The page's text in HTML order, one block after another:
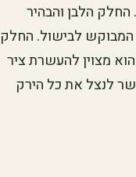
הלבן והבהיר
המבוקש לבישול. החלק
מצוין להעשרת ציר
לנצל את כל הירק